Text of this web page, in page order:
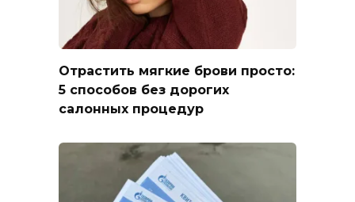
Отрастить мягкие брови просто:
5 способов без дорогих
салонных процедур